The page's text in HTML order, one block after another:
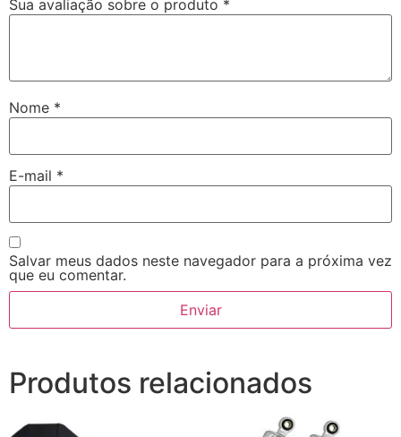
Sua avaliação sobre o produto *
Nome *
E-mail *
Salvar meus dados neste navegador para a próxima vez
que eu comentar.
Produtos relacionados